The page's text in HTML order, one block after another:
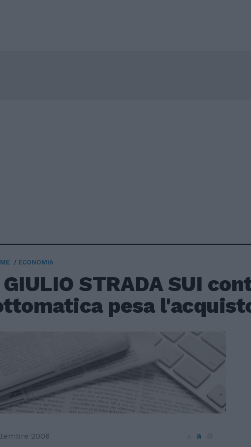
ECONOMIA
STRADA SUI
pesa
2006 a